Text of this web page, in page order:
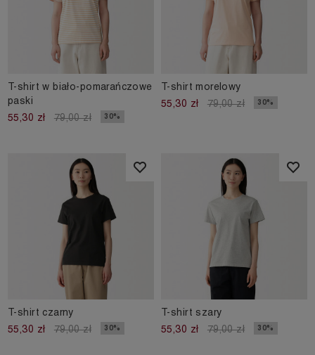
T-shirt w biało-pomarańczowe
paski
55,30 zł
79,00 zł 30%
T-shirt morelowy
55,30 zł
79,00 zł 30%
T-shirt czarny
55,30 zł
79,00 zł 30%
T-shirt szary
55,30 zł
79,00 zł 30%